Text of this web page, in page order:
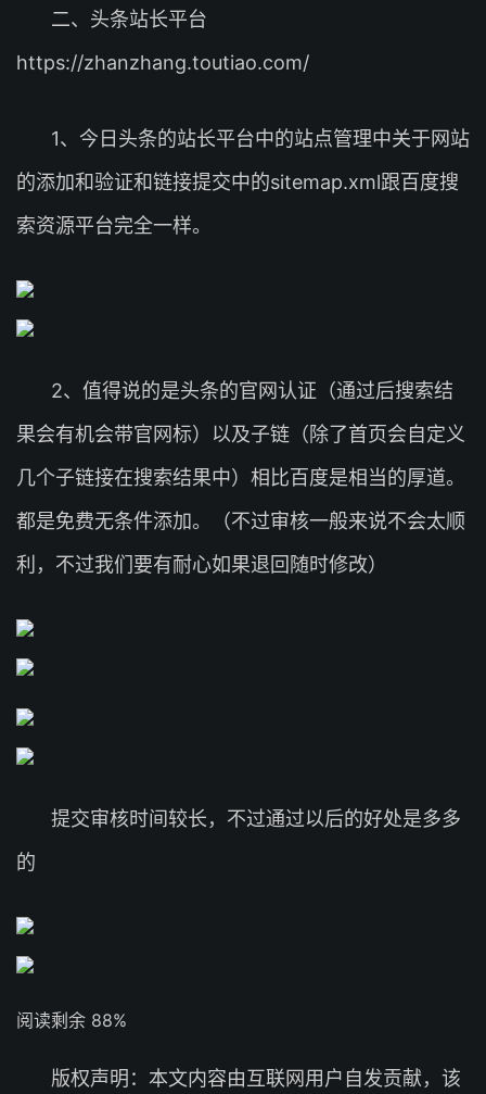
二、头条站长平台
https://zhanzhang.toutiao.com/
1、今日头条的站长平台中的站点管理中关于网站
的添加和验证和链接提交中的sitemap.xml跟百度搜
索资源平台完全一样。
2、值得说的是头条的官网认证（通过后搜索结
果会有机会带官网标）以及子链（除了首页会自定义
几个子链接在搜索结果中）相比百度是相当的厚道。
都是免费无条件添加。（不过审核一般来说不会太顺
利，不过我们要有耐心如果退回随时修改）
提交审核时间较长，不过通过以后的好处是多多
的
阅读剩余 88%
版权声明：本文内容由互联网用户自发贡献，该